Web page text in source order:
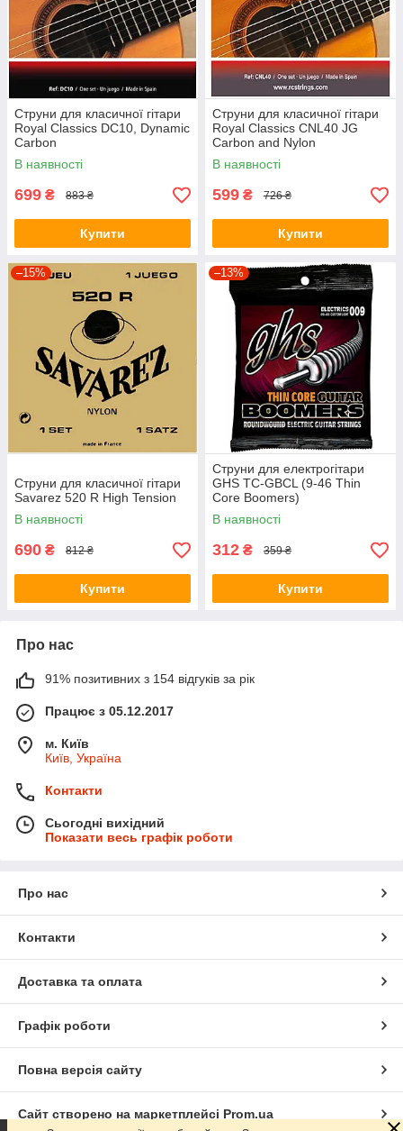
Струни для класичної гітари
Royal Classics DC10, Dynamic
Carbon
В наявності
699 ₴ 883 ₴
Купити
Струни для класичної гітари
Royal Classics CNL40 JG
Carbon and Nylon
В наявності
599 ₴ 726 ₴
Купити
–15%
Струни для класичної гітари
Savarez 520 R High Tension
В наявності
690 ₴ 812 ₴
Купити
–13%
Струни для електрогітари
GHS TC-GBCL (9-46 Thin
Core Boomers)
В наявності
312 ₴ 359 ₴
Купити
Про нас
91% позитивних з 154 відгуків за рік
Працює з 05.12.2017
м. Київ
Київ, Україна
Контакти
Сьогодні вихідний
Показати весь графік роботи
Про нас
Контакти
Доставка та оплата
Графік роботи
Повна версія сайту
Сайт створено на маркетплейсі Prom.ua